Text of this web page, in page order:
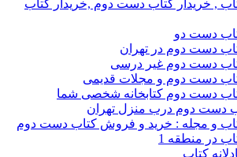
, خریدار کتاب دست دوم ,خریدار کتاب
دست دو
دست دوم در تهران
دست دوم غیر درسی
دست دوم و مجلات قدیمی
دست دوم کتابخانه شخصی شما
دست دوم درب منزل تهران
و مجله : خرید و فروش کتاب دست دوم
در منطقه 1
کتاب